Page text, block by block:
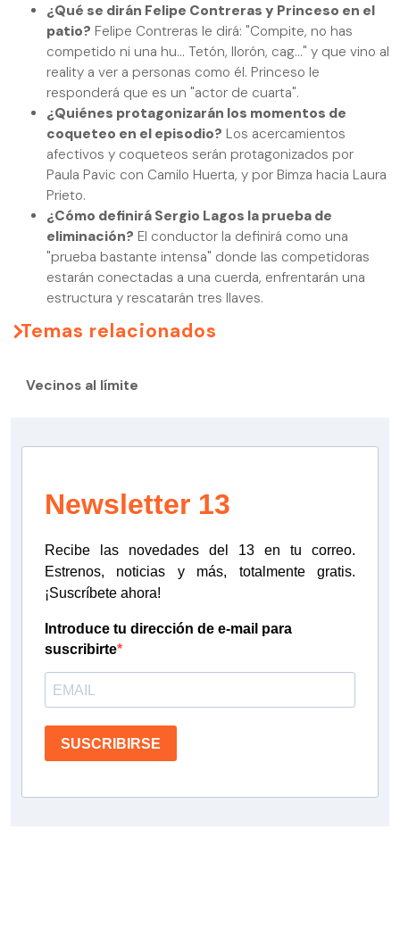
¿Qué se dirán Felipe Contreras y Princeso en el
patio? Felipe Contreras le dirá: "Compite, no has
competido ni una hu... Tetón, llorón, cag..." y que vino al
reality a ver a personas como él. Princeso le
responderá que es un "actor de cuarta".
¿Quiénes protagonizarán los momentos de
coqueteo en el episodio? Los acercamientos
afectivos y coqueteos serán protagonizados por
Paula Pavic con Camilo Huerta, y por Bimza hacia Laura
Prieto.
¿Cómo definirá Sergio Lagos la prueba de
eliminación? El conductor la definirá como una
"prueba bastante intensa" donde las competidoras
estarán conectadas a una cuerda, enfrentarán una
estructura y rescatarán tres llaves.
Temas relacionados
Vecinos al límite
Newsletter 13
Recibe las novedades del 13 en tu correo.
Estrenos, noticias y más, totalmente gratis.
¡Suscríbete ahora!
Introduce tu dirección de e-mail para
suscribirte
SUSCRIBIRSE